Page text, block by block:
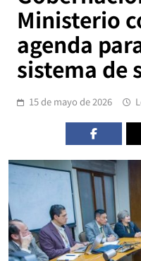
Ministerio
agenda
sistema de
15 de mayo de 2026